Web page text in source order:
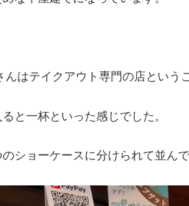
んはテイクアウト専門の店という
と一杯といった感じでした。
ショーケースに分けられて並んで